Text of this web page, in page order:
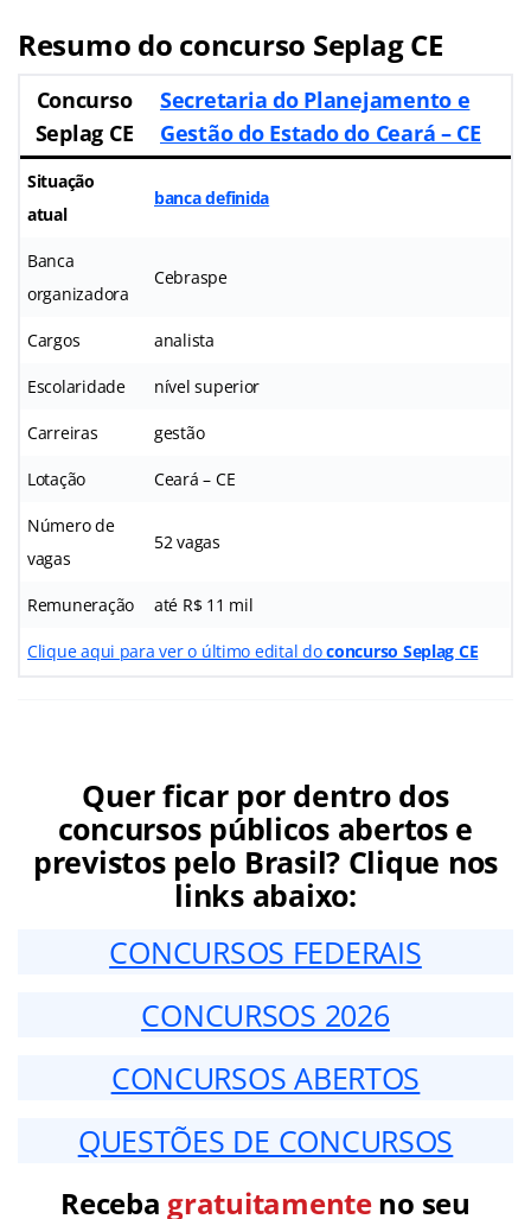
Resumo do concurso Seplag CE
Concurso
Seplag CE
Secretaria do Planejamento e
Gestão do Estado do Ceará – CE
Situação
atual
banca definida
Banca
organizadora
Cebraspe
Cargos analista
Escolaridade nível superior
Carreiras gestão
Lotação Ceará – CE
Número de
vagas
52 vagas
Remuneração até R$ 11 mil
Clique aqui para ver o último edital doconcurso Seplag CE
Quer ficar por dentro dos
concursos públicos abertos e
previstos pelo Brasil? Clique nos
links abaixo:
CONCURSOS FEDERAIS
CONCURSOS 2026
CONCURSOS ABERTOS
QUESTÕES DE CONCURSOS
Receba gratuitamenteno seu